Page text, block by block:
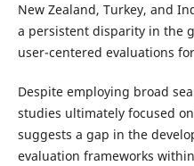
New Zealand, Turkey, and
a persistent disparity in the
user-centered evaluations
Despite employing broad
studies ultimately focused
suggests a gap in the
evaluation frameworks